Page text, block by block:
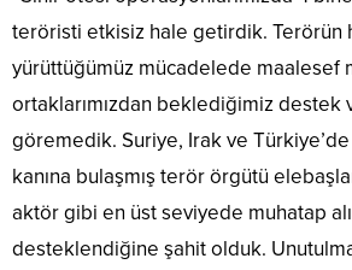
teröristi etkisiz hale getirdik. Terörün
yürüttüğümüz mücadelede maalesef
ortaklarımızdan beklediğimiz destek
göremedik. Suriye, Irak ve Türkiye’de
kanına bulaşmış terör örgütü
aktör gibi en üst seviyede muhatap
desteklendiğine şahit olduk.